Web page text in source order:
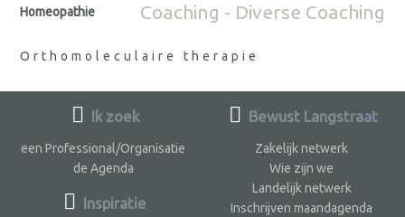
Homeopathie Coaching - Diverse Coaching
Orthomoleculaire therapie
Ik zoek
een Professional/Organisatie
de Agenda
Inspiratie
Bewust Langstraat
Zakelijk netwerk
Wie zijn we
Landelijk netwerk
Inschrijven maandagenda